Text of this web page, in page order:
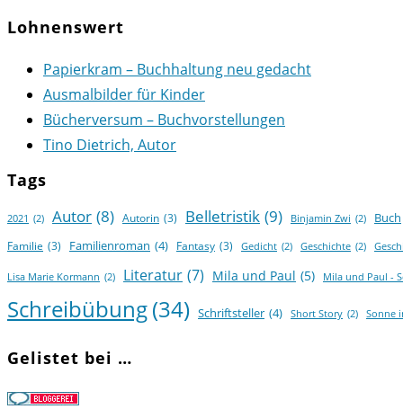
Lohnenswert
Papierkram – Buchhaltung neu gedacht
Ausmalbilder für Kinder
Bücherversum – Buchvorstellungen
Tino Dietrich, Autor
Tags
2021 (2) Autor (8) Autorin (3) Belletristik (9) Binjamin Zwi (2) Buch
Familie (3) Familienroman (4) Fantasy (3) Gedicht (2) Geschichte (2)
Lisa Marie Kormann (2) Literatur (7) Mila und Paul (5) Mila und Paul -
Schreibübung(34) Schriftsteller (4) Short Story (2) Sonne
Gelistet bei …